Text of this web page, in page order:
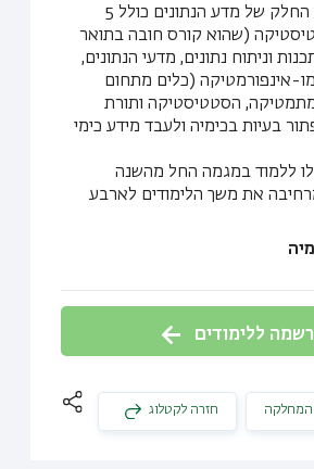
תוכנית הלימודים החלק של מדע הנתונים כולל 5
(שהוא קורס חובה בתואר
וניתוח נתונים, מדעי הנתונים,
אינפורמטיקה (כלים מתחום
הסטטיסטיקה ותורת
בעיות בכימיה ולעבד מידע כימי
ללמוד במגמה החל מהשנה
את משך הלימודים לארבע
ללימודים
חזרה לקטלוג המחלקה